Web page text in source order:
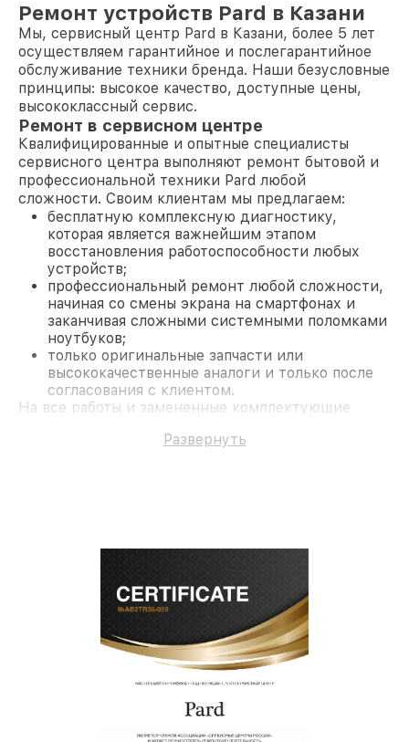
Ремонт устройств Pard в Казани
Мы, сервисный центр Pard в Казани, более 5 лет
осуществляем гарантийное и послегарантийное
обслуживание техники бренда. Наши безусловные
принципы: высокое качество, доступные цены,
высококлассный сервис.
Ремонт в сервисном центре
Квалифицированные и опытные специалисты
сервисного центра выполняют ремонт бытовой и
профессиональной техники Pard любой
сложности. Своим клиентам мы предлагаем:
бесплатную комплексную диагностику,
которая является важнейшим этапом
восстановления работоспособности любых
устройств;
профессиональный ремонт любой сложности,
начиная со смены экрана на смартфонах и
заканчивая сложными системными поломками
ноутбуков;
только оригинальные запчасти или
высококачественные аналоги и только после
согласования с клиентом.
На все работы и замененные комплектующие
поломки по условиям гарантии, мы бесплатно
безупречной репутацией;
лицензированное ПО в ремонтно-
диагностических мастерских;
собственный склад комплектующих, что
позволяет сократить сроки
восстановительных работ;
услуги курьера для владельцев
обеспечат доставку устройств в сервис в
Развернуть